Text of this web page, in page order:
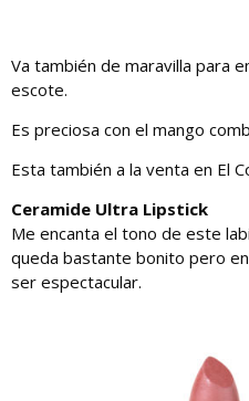
Va también de maravilla para
escote.
Es preciosa con el mango
Esta también a la venta en El
Ceramide Ultra Lipstick
Me encanta el tono de este
queda bastante bonito pero
ser espectacular.